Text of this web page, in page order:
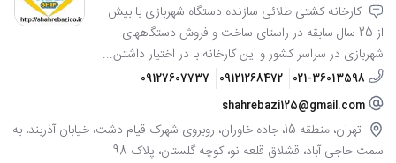
کارخانه کشتی طلائی سازنده دستگاه شهربازی با بیش
از 25 سال سابقه در راستای ساخت و فروش دستگاههای
شهربازی در سراسر کشور و این کارخانه با در اختیار داشتن...
021-36013598
09121268472
09127607737
shahrebazi125@gmail.com
تهران، منطقه 15، جاده خاوران، روبروی شهرک قیام دشت، خیابان آذربند، به
سمت حاجی آباد، قشلاق قلعه نو، کوچه گلستان، پلاک 98